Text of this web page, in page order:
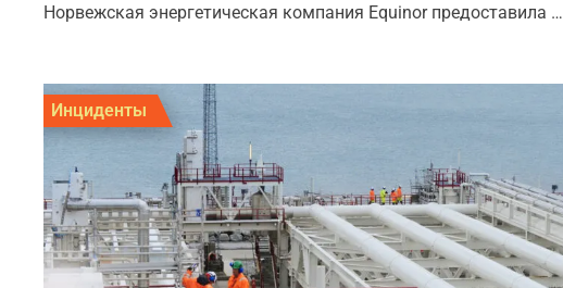
Норвежская энергетическая компания Equinor предоставила …
Инциденты